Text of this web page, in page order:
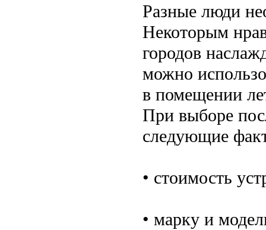
Разные люди
Некоторым
городов
можно
в помещении
При выборе
следующие
• стоимость
• марку и